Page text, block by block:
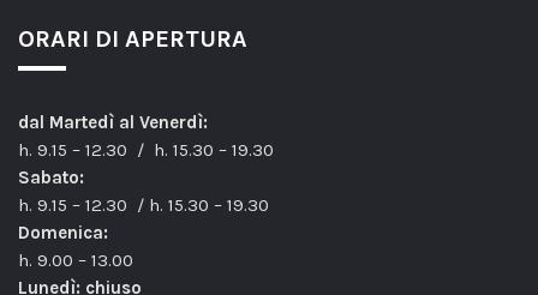
ORARI DI APERTURA
dal Martedì al Venerdì:
h. 9.15 – 12.30 / h. 15.30 – 19.30
Sabato:
h. 9.15 – 12.30 / h. 15.30 – 19.30
Domenica:
h. 9.00 – 13.00
Lunedì: chiuso